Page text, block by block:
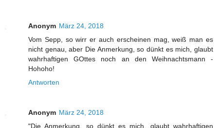
Anonym März 24, 2018
Vom Sepp, so wirr er auch erscheinen mag, weiß man es
nicht genau, aber Die Anmerkung, so dünkt es mich, glaubt
wahrhaftigen GOttes noch an den Weihnachtsmann -
Hohoho!
Antworten
Anonym März 24, 2018
"Die Anmerkung, so dünkt es mich, glaubt wahrhaftigen